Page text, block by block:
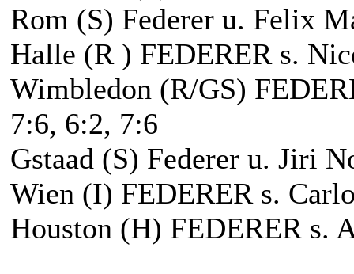
Rom (S) Federer u. Felix
Halle (R ) FEDERER s.
Wimbledon (R/GS)
7:6, 6:2, 7:6
Gstaad (S) Federer u. Jiri
Wien (I) FEDERER s.
Houston (H) FEDERER s.